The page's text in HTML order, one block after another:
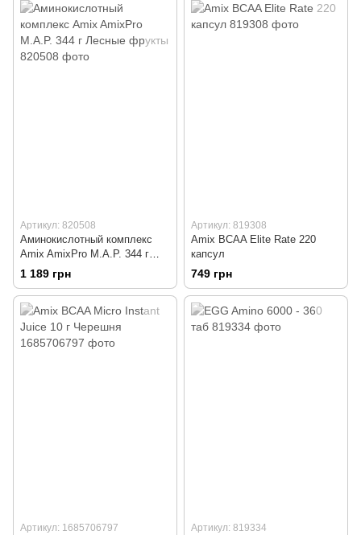
Артикул: 820508
Аминокислотный комплекс
Amix AmixPrо M.A.P. 344 г
Лесные фрукты
1 189 грн
Артикул: 819308
Amix BCAA Elite Rate 220
капсул
749 грн
Артикул: 1685706797 Артикул: 819334